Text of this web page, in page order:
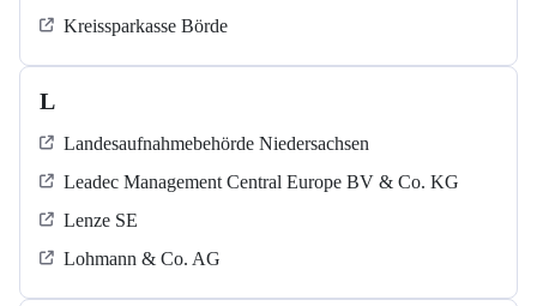
Kreissparkasse Börde
L
Landesaufnahmebehörde Niedersachsen
Leadec Management Central Europe BV & Co. KG
Lenze SE
Lohmann & Co. AG